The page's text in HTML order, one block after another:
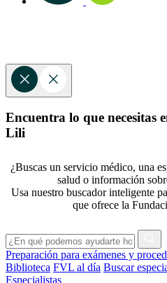
Encuentra lo que necesitas
Lili
¿Buscas un servicio médico, una
salud o información
Usa nuestro buscador inteligente
que ofrece la
Preparación para exámenes y
Biblioteca FVL al día Buscar
Especialistas